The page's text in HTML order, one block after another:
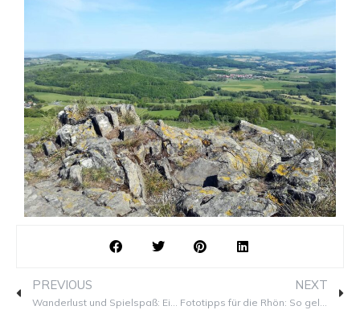
Prev
PREVIOUS
Wanderlust und Spielspaß: Ein Ausflug zur Wasserkuppe in der Rhön – Natur genießen und dennoch nicht auf Online-Spiele verzichten
NEXT
Fototipps für die Rhön: So gelingt das perfekte Landschaftsbild